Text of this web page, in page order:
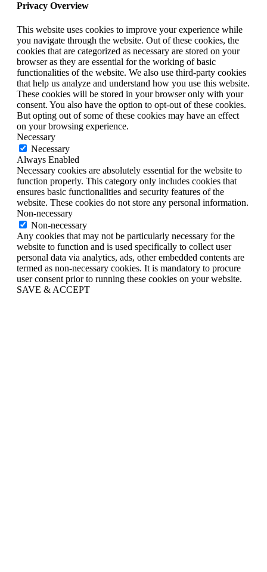
Privacy Overview
This website uses cookies to improve your experience while
you navigate through the website. Out of these cookies, the
cookies that are categorized as necessary are stored on your
browser as they are essential for the working of basic
functionalities of the website. We also use third-party cookies
that help us analyze and understand how you use this website.
These cookies will be stored in your browser only with your
consent. You also have the option to opt-out of these cookies.
But opting out of some of these cookies may have an effect
on your browsing experience.
Necessary
Necessary
Always Enabled
Necessary cookies are absolutely essential for the website to
function properly. This category only includes cookies that
ensures basic functionalities and security features of the
website. These cookies do not store any personal information.
Non-necessary
Non-necessary
Any cookies that may not be particularly necessary for the
website to function and is used specifically to collect user
personal data via analytics, ads, other embedded contents are
termed as non-necessary cookies. It is mandatory to procure
user consent prior to running these cookies on your website.
SAVE & ACCEPT